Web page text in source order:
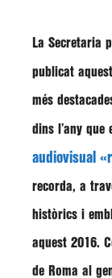
La Secretaria
publicat
més
dins l’any que
audiovisual
recorda, a
històrics i
aquest 2016.
de Roma al